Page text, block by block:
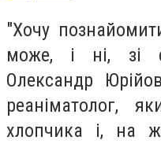
"Хочу
може, і ні, зі
Олександр
реаніматолог,
хлопчика і, на